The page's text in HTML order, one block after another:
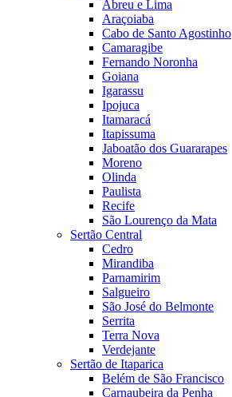
Abreu e Lima
Araçoiaba
Cabo de Santo Agostinho
Camaragibe
Fernando Noronha
Goiana
Igarassu
Ipojuca
Itamaracá
Itapissuma
Jaboatão dos Guararapes
Moreno
Olinda
Paulista
Recife
São Lourenço da Mata
Sertão Central
Cedro
Mirandiba
Parnamirim
Salgueiro
São José do Belmonte
Serrita
Terra Nova
Verdejante
Sertão de Itaparica
Belém de São Francisco
Carnaubeira da Penha